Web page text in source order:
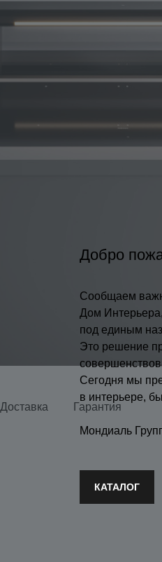
Доставка Гарантия
Модель
Добро
Сообщаем
Дом
под единым
Это решение
Сегодня мы
в интерьере,
Мондиаль
КАТАЛОГ